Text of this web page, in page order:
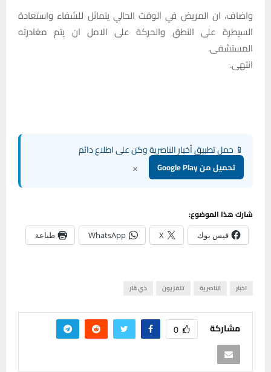
واضاف، ان المريض في الوقت الحالي يتماثل للشفاء واستعادة
السيطرة على النطق والحركة على الامل ان يتم مغادرته
المستشفى.
انتهى.
📱 حمل تطبيق أخبار الناصرية وكن على اطلاع دائم
تحميل من Google Play ×
شارك هذا الموضوع:
فيس بوك X
WhatsApp طباعة
اخبار الناصرية تلفزيون ذي قار
مشاركة 0